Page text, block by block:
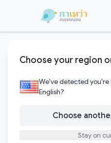
Choose your region
We've detected you're
English?
Choose
Stay on
ทำควา
Gawao